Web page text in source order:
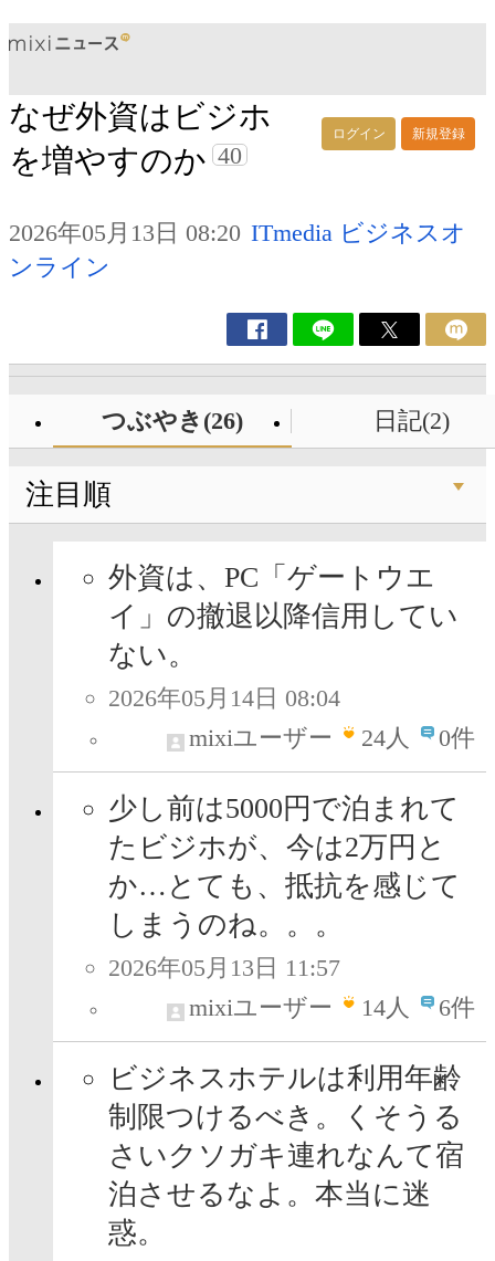
ログイン 新規登録
なぜ外資はビジホ
を増やすのか 40
2026年05月13日 08:20 ITmedia ビジネスオ
ンライン
つぶやき(26) 日記(2)
注目順
外資は、PC「ゲートウエ
イ」の撤退以降信用してい
ない。
2026年05月14日 08:04
mixiユーザー
24人 0件
少し前は5000円で泊まれて
たビジホが、今は2万円と
か…とても、抵抗を感じて
しまうのね。。。
2026年05月13日 11:57
mixiユーザー
14人 6件
ビジネスホテルは利用年齢
制限つけるべき。くそうる
さいクソガキ連れなんて宿
泊させるなよ。本当に迷
惑。